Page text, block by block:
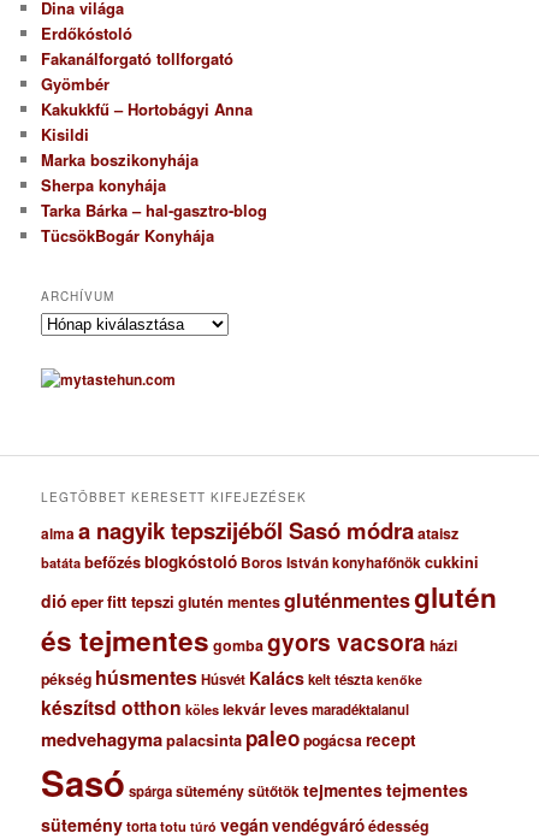
Dina világa
Erdőkóstoló
Fakanálforgató tollforgató
Gyömbér
Kakukkfű – Hortobágyi Anna
Kisildi
Marka boszikonyhája
Sherpa konyhája
Tarka Bárka – hal-gasztro-blog
TücsökBogár Konyhája
ARCHÍVUM
A
c
h
u
LEGTÖBBET KERESETT KIFEJEZÉSEK
almaa nagyik tepszijéből Sasó módraataisz
batáta befőzésblogkóstoló Boros István konyhafőnökcukkini
dió eperfitt tepszi glutén mentesgluténmentesglutén
és tejmentes gombagyors vacsora házi
pékség húsmentesHúsvét Kalácskelt tészta kenőke
készítsd otthon köles lekvárlevesmaradéktalanul
medvehagymapalacsinta paleopogácsarecept
Sasó spárgasüteménysütőtöktejmentestejmentes
süteménytorta totu túró vegánvendégváróédesség